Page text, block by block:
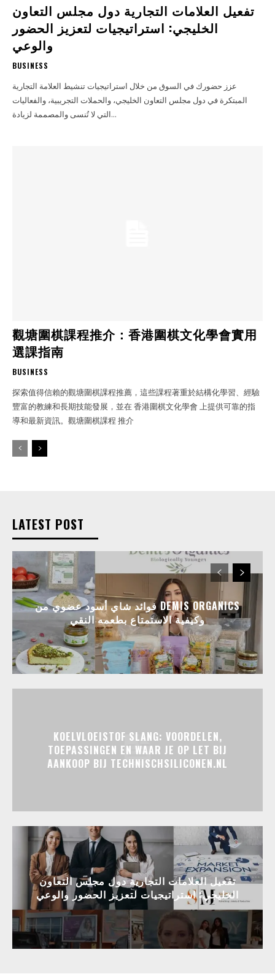
تفعيل العلامات التجارية دول مجلس التعاون
الخليجي: استراتيجيات لتعزيز الحضور
والوعي
BUSINESS
عزز حضورك في السوق من خلال استراتيجيات تنشيط العلامة التجارية
المبتكرة في دول مجلس التعاون الخليجي، والحملات التجريبية، والفعاليات
التي لا تُنسى والمصممة لزيادة...
觀塘圍棋課程推介：香港圍棋文化學會實用
選課指南
BUSINESS
探索值得信賴的觀塘圍棋課程推薦，這些課程著重於結構化學習、經驗
豐富的教練和長期技能發展，並在 香港圍棋文化學會 上提供可靠的指
導和最新資訊。觀塘圍棋課程 推介
LATEST POST
فوائد شاي أسود عضوي من DEMIS ORGANICS
وكيفية الاستمتاع بطعمه النقي
KOELVLOEISTOF SLANG: VOORDELEN,
TOEPASSINGEN EN WAAR JE OP LET BIJ
AANKOOP BIJ TECHNISCHSILICONEN.NL
تفعيل العلامات التجارية دول مجلس التعاون
الخليجي: استراتيجيات لتعزيز الحضور والوعي